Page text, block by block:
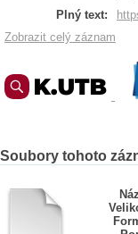
Plný text:
Zobrazit celý záznam
Soubory tohoto